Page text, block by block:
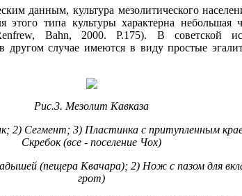
данным, культура мезолитического
этого типа культуры характерна небольшая
Bahn, 2000. P.175). В советской
случае имеются в виду простые
Рис.3. Мезолит Кавказа
2) Сегмент; 3) Пластинка с притупленным
Скребок (все - поселение Чох)
(пещера Квачара); 2) Нож с пазом для
грот)